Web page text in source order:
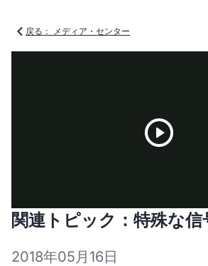
戻る： メディア・センター
関連トピック：特殊な信
2018年05月16日